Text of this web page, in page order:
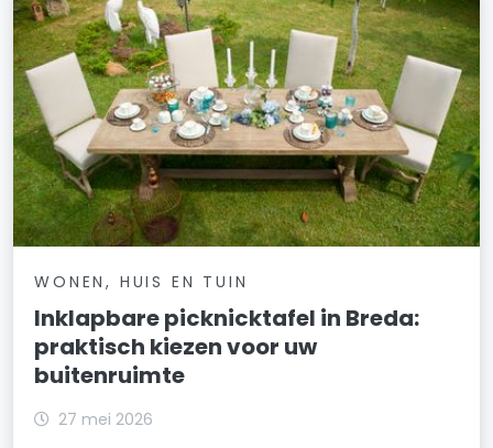
WONEN, HUIS EN TUIN
Inklapbare picknicktafel in Breda:
praktisch kiezen voor uw
buitenruimte
27 mei 2026